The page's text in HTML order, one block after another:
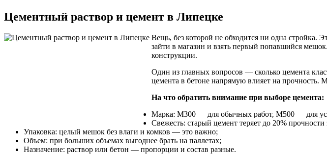
Цементный раствор и цемент в Липецке
Вещь, без которой не обходится ни одна стройка.
зайти в магазин и взять первый попавшийся
конструкции.
Один из главных вопросов — сколько цемента
цемента в бетоне напрямую влияет на
На что обратить внимание при выборе цемента:
Марка: М300 — для обычных работ, М500 — для
Свежесть: старый цемент теряет до 20% прочности
Упаковка: целый мешок без влаги и комков — это важно;
Объем: при больших объемах выгоднее брать на паллетах;
Назначение: раствор или бетон — пропорции и состав разные.